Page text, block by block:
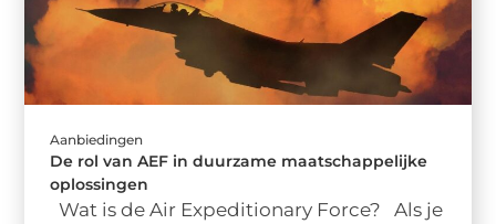
Aanbiedingen
De rol van AEF in duurzame maatschappelijke
oplossingen
Wat is de Air Expeditionary Force? Als je